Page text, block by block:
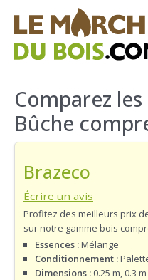
CHAUFFAGE AU BOIS
FAQ
TROUVER SON
BLOG
ESPACE PRO
Comparez
Bûche
Brazeco
Écrire un avis
Profitez des meilleurs prix
sur notre gamme bois
Essences :Mélange
Conditionnement :
Dimensions : 0.25 m, 0.3 m